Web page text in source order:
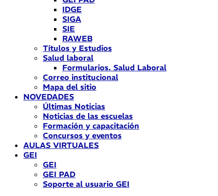
IDGE
SIGA
SIE
RAWEB
Títulos y Estudios
Salud laboral
Formularios. Salud Laboral
Correo institucional
Mapa del sitio
NOVEDADES
Últimas Noticias
Noticias de las escuelas
Formación y capacitación
Concursos y eventos
AULAS VIRTUALES
GEI
GEI
GEI PAD
Soporte al usuario GEI